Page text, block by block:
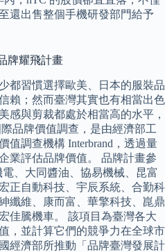
還出售整個手機研發部門給予
牌耀飛計畫
都習慣選擇歐美、日本的服裝品
賴；然而臺灣其實也有相當出色
感與剪裁都處於相當高的水平，
品牌價值調查，是由經濟部工
值調查機構 Interbrand，透過量
業評估品牌價值。 品牌計畫參
、大同醬油、協易機械、昆富
正自動科技、宇辰系統、合勤科
纖維、康而富、華擎科技、崑鼎
佳騰機車。 該項目為臺灣各大
，並計算它們的競爭力在全球市
經濟部所推動「品牌臺灣發展計